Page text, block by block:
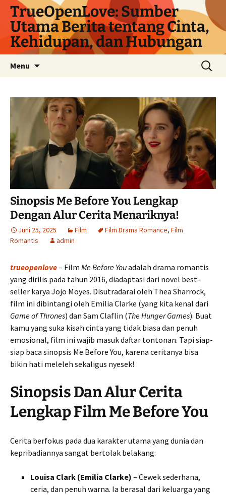
Langsung
TrueOpenLove: Sumber
Utama Berita tentang Cinta,
Kehidupan, dan Hubungan
Menu
Cari
untuk:
Sinopsis Me Before You Lengkap
Dengan Alur Cerita Menariknya!
Juni 25, 2025 Film Film Drama Romance, Film
Romantis
admin
trueopenlove– Film Me Before Youadalah drama romantis
yang dirilis pada tahun 2016, diadaptasi dari novel best-
seller karya Jojo Moyes. Disutradarai oleh Thea Sharrock,
film ini dibintangi oleh Emilia Clarke (yang kita kenal dari
Game of Thrones) dan Sam Claflin (The Hunger Games). Buat
kamu yang suka kisah cinta yang tidak biasa dan penuh
emosional, film ini wajib masuk daftar tontonan. Tapi siap-
siap baca sinopsis Me Before You, karena ceritanya bisa
bikin hati meleleh sekaligus nyesek!
Sinopsis Dan Alur Cerita
Lengkap Film Me Before You
Cerita berfokus pada dua karakter utama yang dunia dan
kepribadiannya sangat bertolak belakang:
Louisa Clark (Emilia Clarke) – Cewek sederhana,
ceria, dan penuh warna. Ia berasal dari keluarga yang